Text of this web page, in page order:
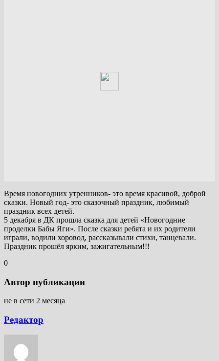
Время новогодних утренников- это время красивой, доброй
сказки. Новый год- это сказочный праздник, любимый
праздник всех детей.
5 декабря в ДК прошла сказка для детей «Новогодние
проделки Бабы Яги». После сказки ребята и их родители
играли, водили хоровод, рассказывали стихи, танцевали.
Праздник прошёл ярким, зажигательным!!!
0
Автор публикации
не в сети 2 месяца
Редактор